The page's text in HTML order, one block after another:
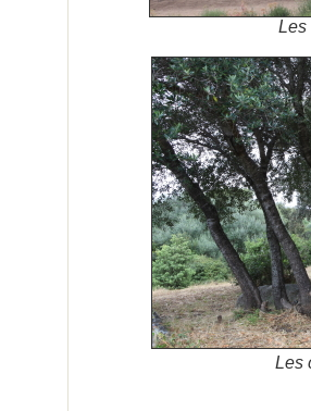
Les
Les